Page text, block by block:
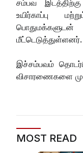
சம்பவ
உயிர்காப்பு
மீட்டெடுத்துள்ளனர்.
இச்சம்பவம்
விசாரணைகளை
MOST READ